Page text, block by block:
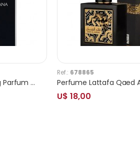
Perfume Dolce & Gabbana King Parfum Masculino 100ml
Ref.: 678865
U$ 18,00